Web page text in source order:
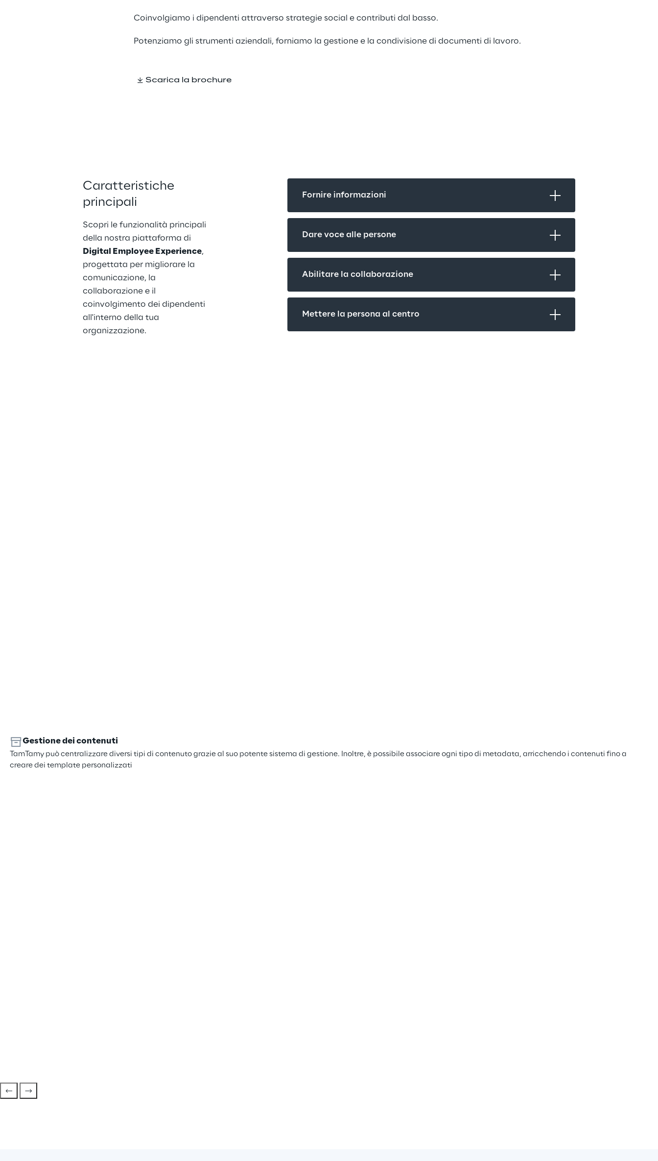
Coinvolgiamo i dipendenti attraverso strategie social e contributi dal basso.
Potenziamo gli strumenti aziendali, forniamo la gestione e la condivisione di documenti di lavoro.
Scarica la brochure
Caratteristiche
principali
Scopri le funzionalità principali
della nostra piattaforma di
Digital Employee Experience,
progettata per migliorare la
comunicazione, la
collaborazione e il
coinvolgimento dei dipendenti
all'interno della tua
organizzazione.
Fornire informazioni
Dare voce alle persone
Abilitare la collaborazione
Mettere la persona al centro
Gestione dei contenuti
TamTamy può centralizzare diversi tipi di contenuto grazie al suo potente sistema di gestione. Inoltre, è possibile associare ogni tipo di metadata, arricchendo i contenuti fino a
creare dei template personalizzati